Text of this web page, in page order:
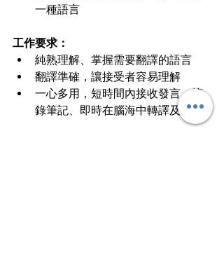
一種語言
工作要求：
純熟理解、掌握需要翻譯的語言
翻譯準確，讓接受者容易理解
一心多用，短時間內接收發言、摘
錄筆記、即時在腦海中轉譯及口述